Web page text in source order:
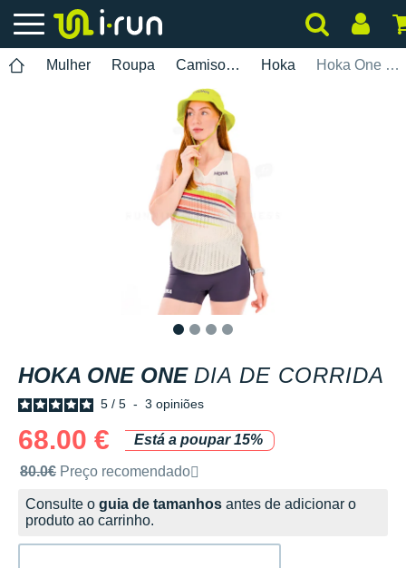
Mulher Roupa Camisolas Sem Mangas Hoka Hoka One One Dia de Corrida
HOKA ONE ONE DIA DE CORRIDA
5 / 5 - 3 opiniões
68.00 €
Está a poupar 15%
Preço de venda recomendado pela marca
80.0€ Preço recomendado
Consulte o guia de tamanhos antes de adicionar o
produto ao carrinho.